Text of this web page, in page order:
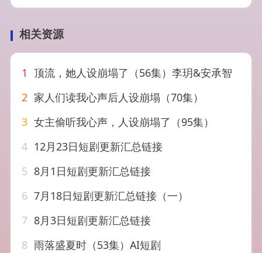
相关资源
1 顶流，她人设崩塌了（56集）李玥&安承智
2 家人们读我心声后人设崩塌（70集）
3 女主偷听我心声，人设崩塌了（95集）
4 12月23日短剧更新汇总链接
5 8月1日短剧更新汇总链接
6 7月18日短剧更新汇总链接（一）
7 8月3日短剧更新汇总链接
8 雨落盛夏时（53集）AI短剧